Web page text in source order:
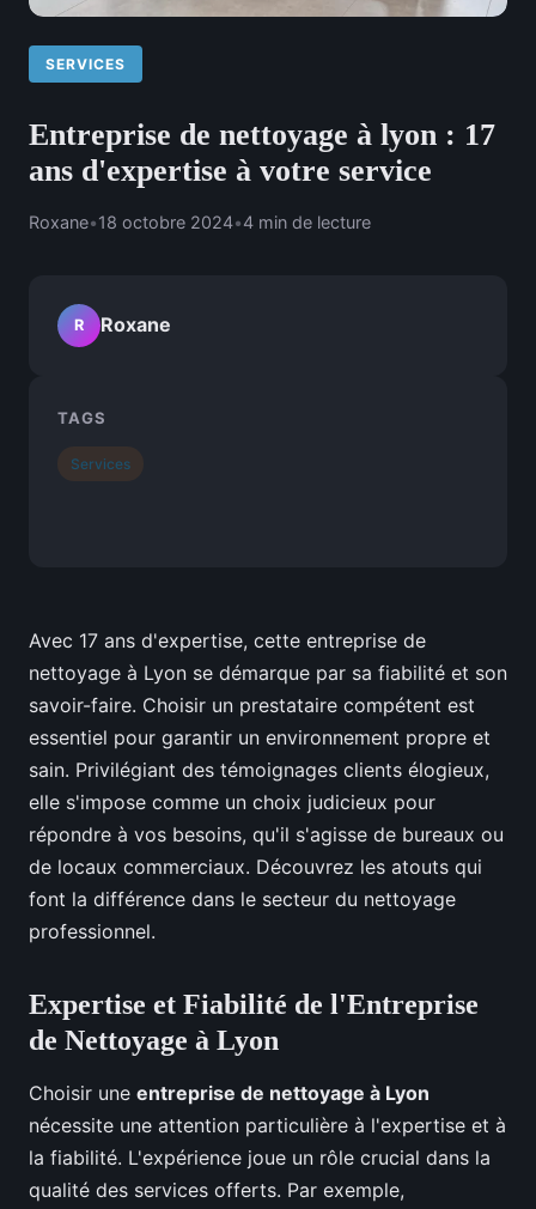
SERVICES
Entreprise de nettoyage à lyon : 17
ans d'expertise à votre service
Roxane•18 octobre 2024•4 min de lecture
Avec 17 ans d'expertise, cette entreprise de
nettoyage à Lyon se démarque par sa fiabilité et son
savoir-faire. Choisir un prestataire compétent est
essentiel pour garantir un environnement propre et
sain. Privilégiant des témoignages clients élogieux,
elle s'impose comme un choix judicieux pour
répondre à vos besoins, qu'il s'agisse de bureaux ou
de locaux commerciaux. Découvrez les atouts qui
font la différence dans le secteur du nettoyage
professionnel.
Expertise et Fiabilité de l'Entreprise
de Nettoyage à Lyon
Choisir une entreprise de nettoyage à Lyon
nécessite une attention particulière à l'expertise et à
la fiabilité. L'expérience joue un rôle crucial dans la
qualité des services offerts. Par exemple,
R Roxane
TAGS
Services